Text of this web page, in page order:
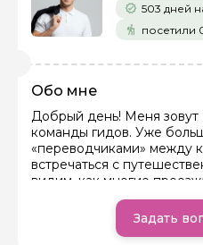
503 дней
посетили
Обо мне
Добрый день! Меня зовут
команды гидов. Уже
«переводчиками» между
встречаться с
видим, как многие
дорогам, но не понимают
Башня остается просто
Задать